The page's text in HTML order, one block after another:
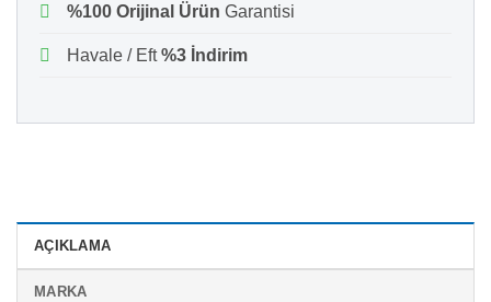
%100 Orijinal Ürün Garantisi
Havale / Eft%3 İndirim
AÇIKLAMA
MARKA